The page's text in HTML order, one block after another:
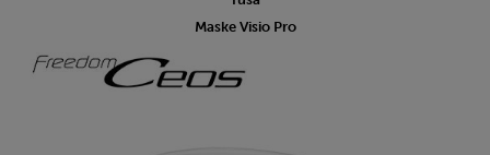
Maske Visio Pro